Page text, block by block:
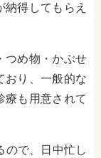
得してもらえ
つめ物・かぶせ
おり、一般的な
療も用意されて
ので、日中忙し